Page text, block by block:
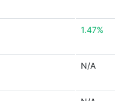
1.47%
N/A